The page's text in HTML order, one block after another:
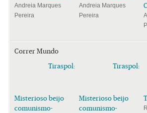
Andreia Marques
Pereira
Andreia Marques
Pereira
Correr Mundo
Tiraspol:
Misterioso beijo
comunismo-
Tiraspol:
Misterioso beijo
comunismo-